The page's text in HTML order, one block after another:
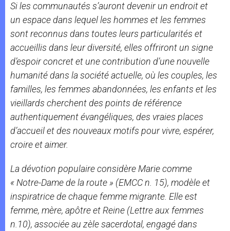
Si les communautés s’auront devenir un endroit et
un espace dans lequel les hommes et les femmes
sont reconnus dans toutes leurs particularités et
accueillis dans leur diversité, elles offriront un signe
d’espoir concret et une contribution d’une nouvelle
humanité dans la société actuelle, où les couples, les
familles, les femmes abandonnées, les enfants et les
vieillards cherchent des points de référence
authentiquement évangéliques, des vraies places
d’accueil et des nouveaux motifs pour vivre, espérer,
croire et aimer.
La dévotion populaire considère Marie comme
« Notre-Dame de la route» (EMCCn. 15), modèle et
inspiratrice de chaque femme migrante. Elle est
femme, mère, apôtre et Reine (Lettre aux femmes
n.10), associée au zèle sacerdotal, engagé dans